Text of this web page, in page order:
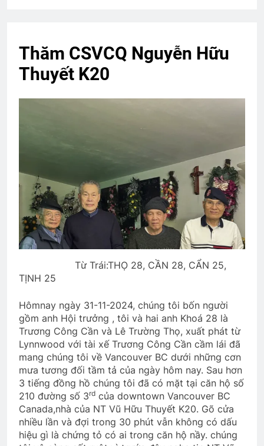
Bài Thơ Đau Thương Đầu Tháng 9
3 Years Ago
THP/TT chúc Giáng Sinh & năm mới
3 Years Ago
VUA THẬT CỦA TÔI (Rabindranath
Tagore)
3 Years Ago
CSVSQ Nguyễn Văn Dũng K17
2 Years Ago
Phân Ưu CSVSQ NGUYỄN LẠN E20
2 Years Ago
TÌNH YÊU & HOÀN CẢNH
3 Years Ago
Thăm CSVCQ Nguyễn Hữu
Thuyết K20
Từ Trái:THỌ 28, CẦN 28, CẨN 25,
TỊNH 25
Hômnay ngày 31-11-2024, chúng tôi bốn người
gồm anh Hội trưởng , tôi và hai anh Khoá 28 là
Trương Công Cần và Lê Trường Thọ, xuất phát từ
Lynnwood với tài xế Trương Công Cần cầm lái đã
mang chúng tôi về Vancouver BC dưới những cơn
mưa tương đối tầm tả của ngày hôm nay. Sau hơn
3 tiếng đồng hồ chúng tôi đã có mặt tại căn hộ số
210 đường số 3rd của downtown Vancouver BC
Canada,nhà của NT Vũ Hữu Thuyết K20. Gõ cửa
nhiều lần và đợi trong 30 phút vẫn không có dấu
hiệu gì là chứng tỏ có ai trong căn hộ nầy. chúng